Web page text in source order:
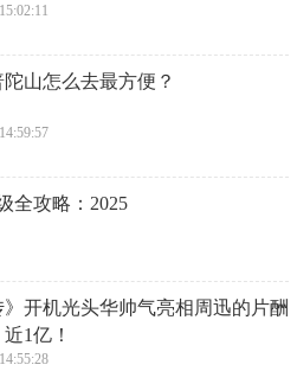
山怎么去最方便？
全攻略：2025
》开机光头华帅气亮相周迅的片酬
1亿！